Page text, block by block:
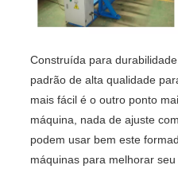
Construída para
padrão de alta qualidade
mais fácil é o outro ponto
máquina, nada de ajuste
podem usar bem este
máquinas para melhorar